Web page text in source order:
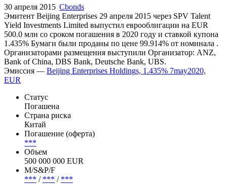
30 апреля 2015 Cbonds
Эмитент Beijing Enterprises 29 апреля 2015 через SPV Talent
Yield Investments Limited выпустил еврооблигации на EUR
500.0 млн со сроком погашения в 2020 году и ставкой купона
1.435% Бумаги были проданы по цене 99.914% от номинала .
Организаторами размещения выступили Организатор: ANZ,
Bank of China, DBS Bank, Deutsche Bank, UBS.
Эмиссия — Beijing Enterprises Holdings, 1.435% 7may2020,
EUR
Статус
Погашена
Страна риска
Китай
Погашение (оферта)
***
Объем
500 000 000 EUR
М/S&P/F
*** / *** / ***